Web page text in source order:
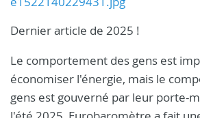
Dernier article de 2025 !
Le comportement des gens est
économiser l'énergie, mais le
gens est gouverné par leur porte-